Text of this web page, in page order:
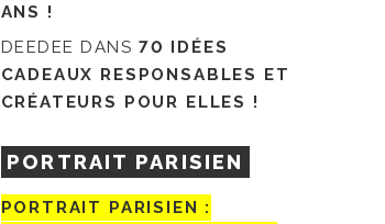
ANS !
DEEDEE DANS 70 IDÉES
CADEAUX RESPONSABLES ET
CRÉATEURS POUR ELLES !
PORTRAIT PARISIEN
PORTRAIT PARISIEN :